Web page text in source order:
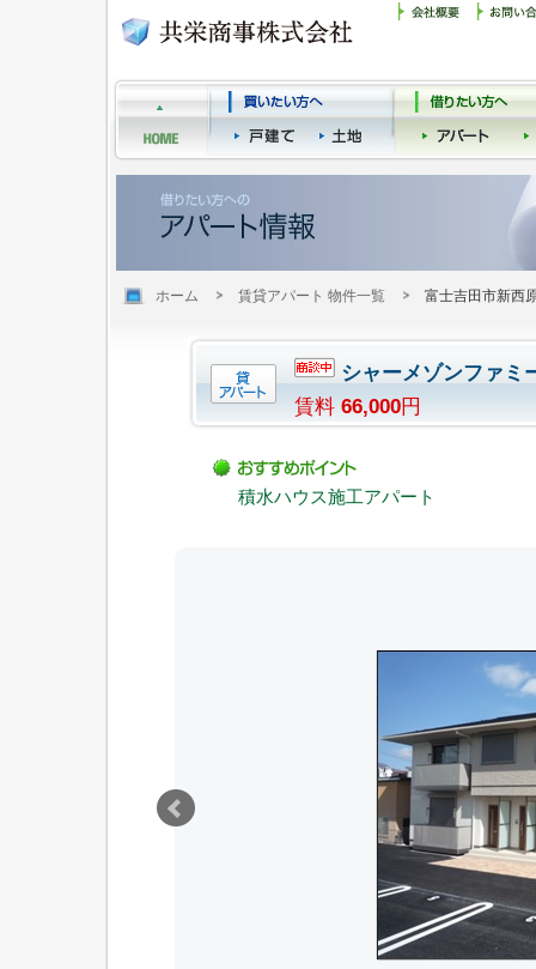
ホーム 賃貸アパート 物件一覧 富士吉田市新西
シャーメゾンファ
賃料 66,000円
積水ハウス施工アパート